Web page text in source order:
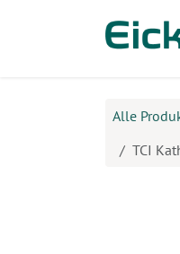
Alle
TCI